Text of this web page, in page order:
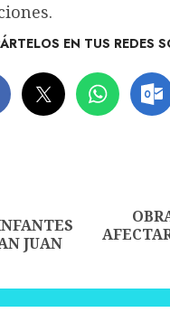
EN TUS REDES
Previous
JUAN
Next